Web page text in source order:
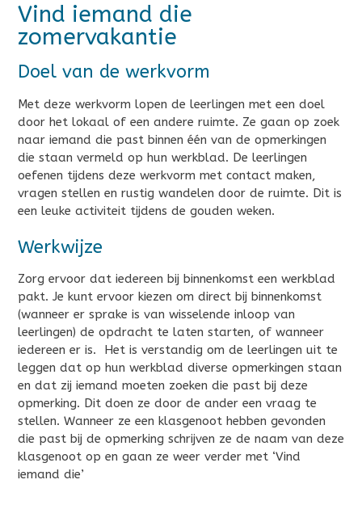
Vind iemand die
zomervakantie
Doel van de werkvorm
Met deze werkvorm lopen de leerlingen met een doel
door het lokaal of een andere ruimte. Ze gaan op zoek
naar iemand die past binnen één van de opmerkingen
die staan vermeld op hun werkblad. De leerlingen
oefenen tijdens deze werkvorm met contact maken,
vragen stellen en rustig wandelen door de ruimte. Dit is
een leuke activiteit tijdens de gouden weken.
Werkwijze
Zorg ervoor dat iedereen bij binnenkomst een werkblad
pakt. Je kunt ervoor kiezen om direct bij binnenkomst
(wanneer er sprake is van wisselende inloop van
leerlingen) de opdracht te laten starten, of wanneer
iedereen er is. Het is verstandig om de leerlingen uit te
leggen dat op hun werkblad diverse opmerkingen staan
en dat zij iemand moeten zoeken die past bij deze
opmerking. Dit doen ze door de ander een vraag te
stellen. Wanneer ze een klasgenoot hebben gevonden
die past bij de opmerking schrijven ze de naam van deze
klasgenoot op en gaan ze weer verder met ‘Vind
iemand die’